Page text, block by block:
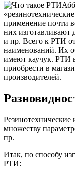
применение почти
них изготавливают
и пр. Всего к РТИ
наименований. Их
имеют каучук. РТИ
приобрести в
производителей.
множеству
пр.
Итак, по способу
РТИ: